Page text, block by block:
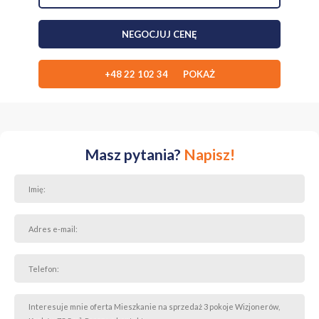
miejsce parkingowe - pełnowymiarowe (bez platformy, bez
ograniczeń co do wielkości samochodu)
lokalizacja z wysokim i stabilnym popytem na zakup i najem.
żłobki, przedszkola, szkoła, place zabaw i tereny zielone;
(tramwaje, autobusy, szybka kolej SKA);
miejsce integracji i spotkań mieszkańców;
skupioną na potrzebach mieszkańców, w tym dzieci;
NEGOCJUJ CENĘ
+48 22 102 34 POKAŻ
Masz pytania? Napisz!